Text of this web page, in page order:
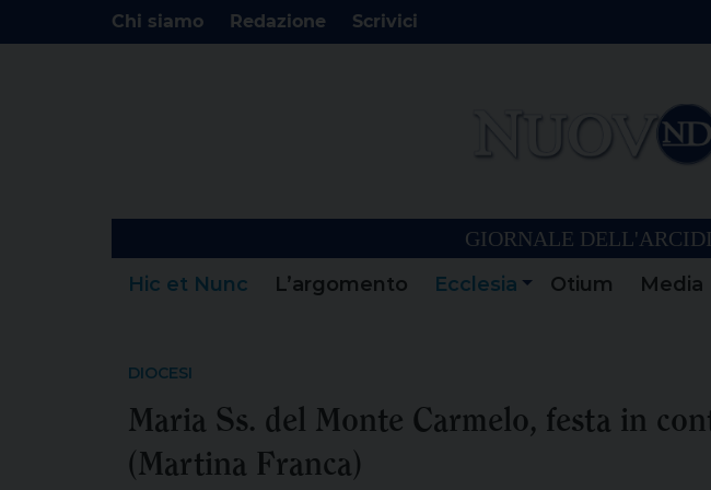
Chi siamo Redazione Scrivici
GIORNALE
Hic et Nunc L’argomento Ecclesia Otium Media
DIOCESI
Maria Ss. del Monte Carmelo, festa in
(Martina Franca)